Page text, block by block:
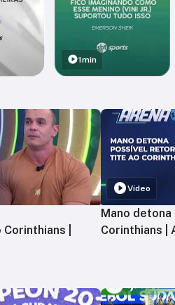
1min
|
Vídeo
Mano
Corinthians |